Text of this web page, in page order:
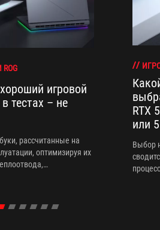
игровой
тестах – не
рассчитанные на
оптимизируя их
RTX
или
Выбор